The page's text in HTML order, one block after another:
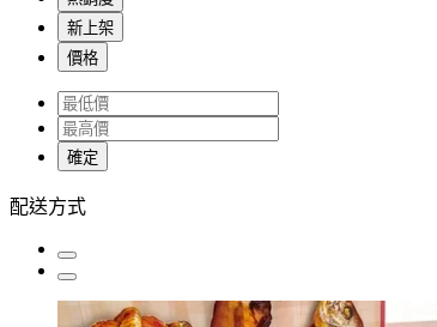
新上架
價格
確定
配送方式